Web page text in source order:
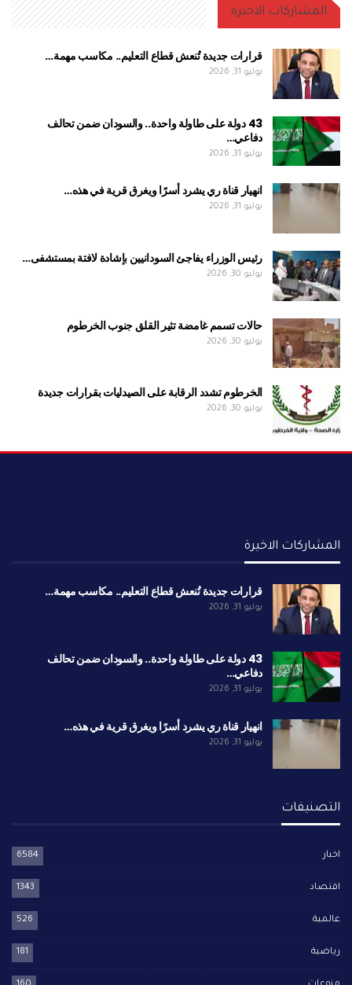
المشاركات الاخيرة
قرارات جديدة تُنعش قطاع التعليم.. مكاسب مهمة…
يوليو 31, 2026
43 دولة على طاولة واحدة.. والسودان ضمن تحالف
دفاعي…
يوليو 31, 2026
انهيار قناة ري يشرد أسرًا ويغرق قرية في هذه…
يوليو 31, 2026
رئيس الوزراء يفاجئ السودانيين بإشادة لافتة بمستشفى…
يوليو 30, 2026
حالات تسمم غامضة تثير القلق جنوب الخرطوم
يوليو 30, 2026
الخرطوم تشدد الرقابة على الصيدليات بقرارات جديدة
يوليو 30, 2026
المشاركات الاخيرة
قرارات جديدة تُنعش قطاع التعليم.. مكاسب مهمة…
يوليو 31, 2026
43 دولة على طاولة واحدة.. والسودان ضمن تحالف
دفاعي…
يوليو 31, 2026
انهيار قناة ري يشرد أسرًا ويغرق قرية في هذه…
يوليو 31, 2026
التصنيفات
اخبار 6584
اقتصاد 1343
عالمية 526
رياضية 181